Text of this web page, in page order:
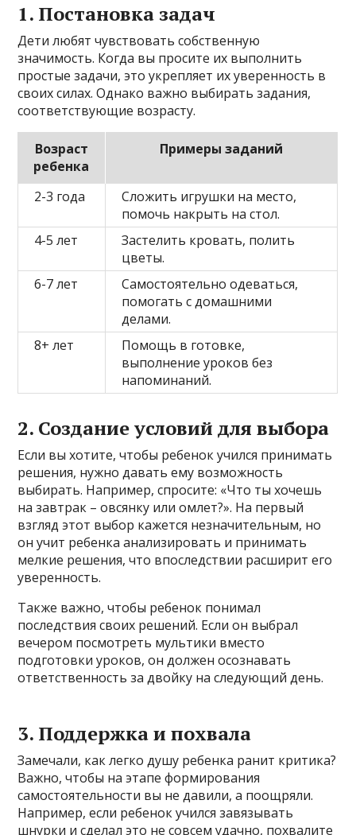
1. Постановка задач
Дети любят чувствовать собственную
значимость. Когда вы просите их выполнить
простые задачи, это укрепляет их уверенность в
своих силах. Однако важно выбирать задания,
соответствующие возрасту.
Возраст
ребенка
Примеры заданий
2-3 года
Сложить игрушки на место,
помочь накрыть на стол.
4-5 лет
Застелить кровать, полить
цветы.
6-7 лет
Самостоятельно одеваться,
помогать с домашними
делами.
8+ лет
Помощь в готовке,
выполнение уроков без
напоминаний.
2. Создание условий для выбора
Если вы хотите, чтобы ребенок учился принимать
решения, нужно давать ему возможность
выбирать. Например, спросите: «Что ты хочешь
на завтрак – овсянку или омлет?». На первый
взгляд этот выбор кажется незначительным, но
он учит ребенка анализировать и принимать
мелкие решения, что впоследствии расширит его
уверенность.
Также важно, чтобы ребенок понимал
последствия своих решений. Если он выбрал
вечером посмотреть мультики вместо
подготовки уроков, он должен осознавать
ответственность за двойку на следующий день.
3. Поддержка и похвала
Замечали, как легко душу ребенка ранит критика?
Важно, чтобы на этапе формирования
самостоятельности вы не давили, а поощряли.
Например, если ребенок учился завязывать
шнурки и сделал это не совсем удачно, похвалите